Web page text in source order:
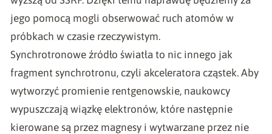
jego pomocą mogli obserwować ruch atomów w
próbkach w czasie rzeczywistym.
Synchrotronowe źródło światła to nic innego jak
fragment synchrotronu, czyli akceleratora cząstek. Aby
wytworzyć promienie rentgenowskie, naukowcy
wypuszczają wiązkę elektronów, które następnie
kierowane są przez magnesy i wytwarzane przez nie